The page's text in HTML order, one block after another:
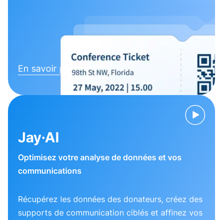
En savoir plus
Jay·AI
Optimisez votre analyse de données et vos
communications
Récupérez les données des donateurs, créez des
supports de communication ciblés et affinez vos